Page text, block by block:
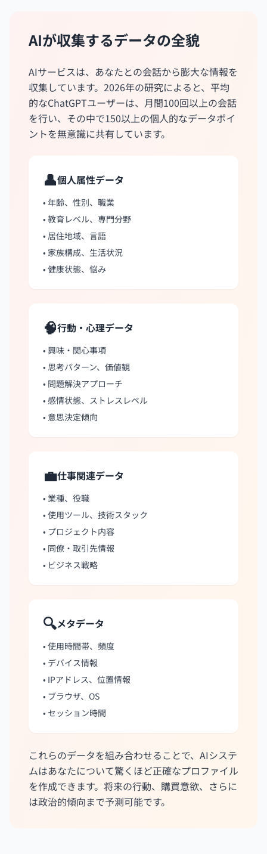
AIが収集するデータの全貌
AIサービスは、あなたとの会話から膨大な情報を
収集しています。2026年の研究によると、平均
的なChatGPTユーザーは、月間100回以上の会話
を行い、その中で150以上の個人的なデータポイ
ントを無意識に共有しています。
👤個人属性データ
• 年齢、性別、職業
• 教育レベル、専門分野
• 居住地域、言語
• 家族構成、生活状況
• 健康状態、悩み
🧠行動・心理データ
• 興味・関心事項
• 思考パターン、価値観
• 問題解決アプローチ
• 感情状態、ストレスレベル
• 意思決定傾向
💼仕事関連データ
• 業種、役職
• 使用ツール、技術スタック
• プロジェクト内容
• 同僚・取引先情報
• ビジネス戦略
🔍メタデータ
• 使用時間帯、頻度
• デバイス情報
• IPアドレス、位置情報
• ブラウザ、OS
• セッション時間
これらのデータを組み合わせることで、AIシステ
ムはあなたについて驚くほど正確なプロファイル
を作成できます。将来の行動、購買意欲、さらに
は政治的傾向まで予測可能です。